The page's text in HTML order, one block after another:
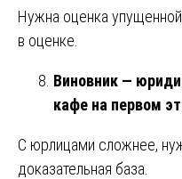
Нужна оценка
в оценке.
Виновник —
кафе на первом
С юрлицами сложнее,
доказательная база.